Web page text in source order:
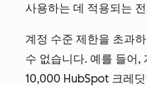
사용하는 데 적용되는
계정 수준 제한을 초과
수 없습니다. 예를 들어,
10,000 HubSpot 크레